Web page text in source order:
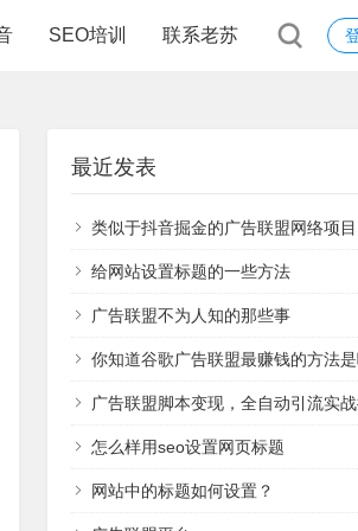
SEO培训 联系老苏
最近发表
类似于抖音掘金的广告联盟网络项目
给网站设置标题的一些方法
广告联盟不为人知的那些事
你知道谷歌广告联盟最赚钱的方法是哪
广告联盟脚本变现，全自动引流实战操作日赚1000+（全
怎么样用seo设置网页标题
网站中的标题如何设置？